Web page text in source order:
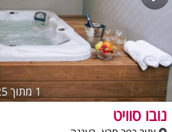
1מתוך 25
נובו סוויט